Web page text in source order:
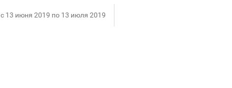
c 13 июня 2019 по 13 июля 2019